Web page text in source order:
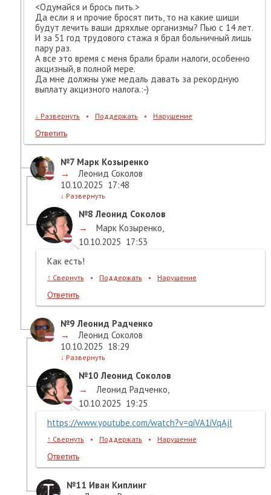
<Одумайся и брось пить.>
Да если я и прочие бросят пить, то на какие шиши
будут лечить ваши дряхлые организмы? Пью с 14 лет.
И за 51 год трудового стажа я брал больничный лишь
пару раз.
А все это время с меня брали брали налоги, особенно
акцизный, в полной мере.
Да мне должны уже медаль давать за рекордную
выплату акцизного налога.:-)
↓ Развернуть • Поддержать • Нарушение
Ответить
№7 Марк Козыренко
→
Леонид Соколов
10.10.2025 17:48
↓ Развернуть
№8 Леонид Соколов
→
Марк Козыренко
10.10.2025 17:53
Как есть!
↑ Свернуть • Поддержать • Нарушение
Ответить
№9 Леонид Радченко
→
Леонид Соколов
10.10.2025 18:29
↓ Развернуть
№10 Леонид Соколов
→
Леонид Радченко
10.10.2025 19:25
https://www.youtube.com/watch?v=qiVA1iVqAjI
↑ Свернуть • Поддержать • Нарушение
Ответить
№11 Иван Киплинг